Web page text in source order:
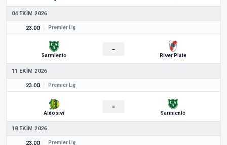
04 EKIM 2026
23.00 Premier Lig
Sarmiento
-
River Plate
11 EKIM 2026
23.00 Premier Lig
Aldosivi
-
Sarmiento
18 EKIM 2026
23.00 Premier Lig